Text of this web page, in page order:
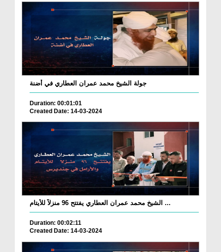
جولة الشيخ محمد عمران العطاري في أضنة
Duration: 00:01:01
Created Date: 14-03-2024
الشيخ محمد عمران العطاري يفتتح 96 منزلاً للأيتام ...
Duration: 00:02:11
Created Date: 14-03-2024